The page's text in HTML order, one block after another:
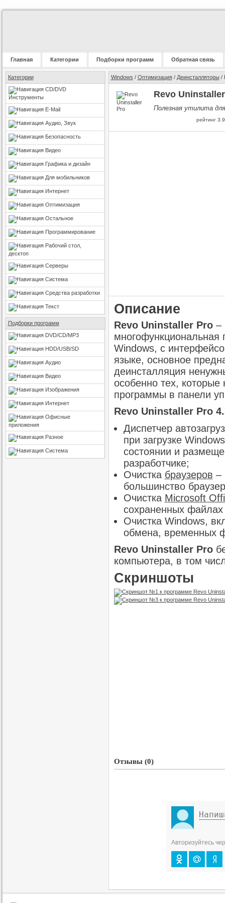
Главная Категории Подборки программ Обратная связь
Категории
CD/DVD
Инструменты
E-Mail
Аудио, Звук
Безопасность
Видео
Графика и дизайн
Для мобильников
Интернет
Оптимизация
Остальное
Программирование
Рабочий стол,
десктоп
Серверы
Система
Средства разработки
Текст
Подборки программ
DVD/CD/MP3
HDD/USB/SD
Аудио
Видео
Изображения
Интернет
Офисные
приложения
Разное
Система
Windows / Оптимизация/ Деинсталляторы/
Revo
Полезная утилита
рейтинг 3.9
Описание
Revo Uninstaller Pro–
многофункциональная
Windows, с
языке, основное
деинсталляция
особенно тех,
программы в панели
Revo Uninstaller Pro
Диспетчер
при загрузке
состоянии и
разработчике;
Очистка браузеров –
большинство
Очистка Microsoft
сохраненных
Очистка Windows,
обмена, временных
Revo Uninstaller Pro
компьютера, в том
Скриншоты
Отзывы (0)
Авторизуйтесь